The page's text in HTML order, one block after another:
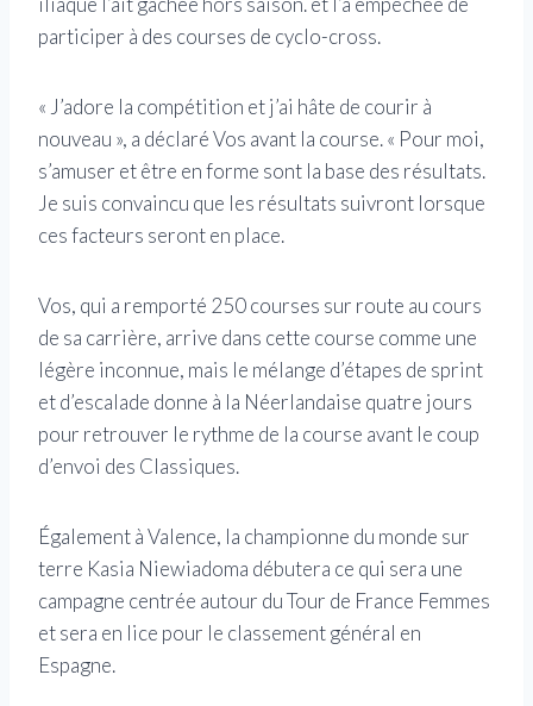
participer à des courses de cyclo-cross.
« J’adore la compétition et j’ai hâte de courir à
nouveau », a déclaré Vos avant la course. « Pour moi,
s’amuser et être en forme sont la base des résultats.
Je suis convaincu que les résultats suivront lorsque
ces facteurs seront en place.
Vos, qui a remporté 250 courses sur route au cours
de sa carrière, arrive dans cette course comme une
légère inconnue, mais le mélange d’étapes de sprint
et d’escalade donne à la Néerlandaise quatre jours
pour retrouver le rythme de la course avant le coup
d’envoi des Classiques.
Également à Valence, la championne du monde sur
terre Kasia Niewiadoma débutera ce qui sera une
campagne centrée autour du Tour de France Femmes
et sera en lice pour le classement général en
Espagne.